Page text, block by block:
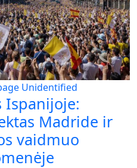
Unidentified
Ispanijoje:
Madride ir
vaidmuo